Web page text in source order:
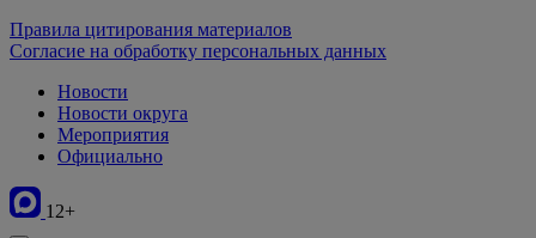
Правила цитирования материалов
Согласие на обработку персональных данных
Новости
Новости округа
Мероприятия
Официально
12+